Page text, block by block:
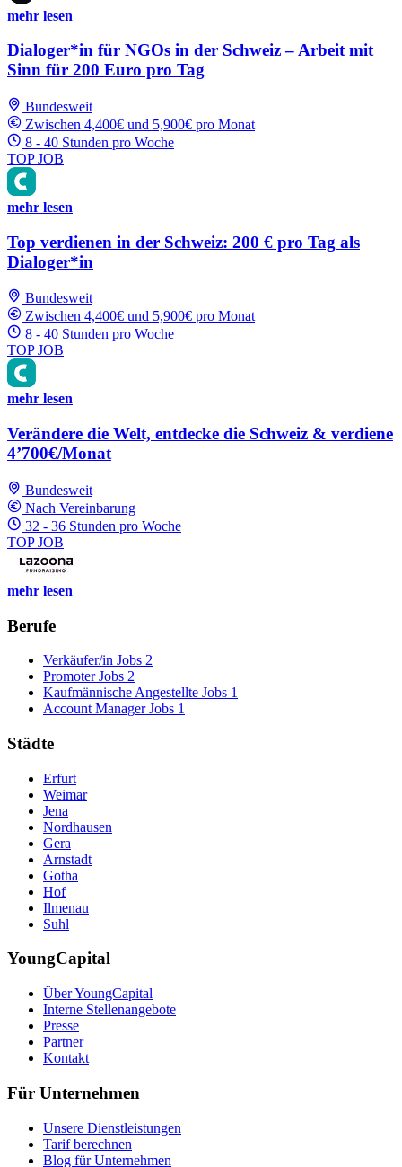
mehr lesen
Dialoger*in für NGOs in der Schweiz – Arbeit mit
Sinn für 200 Euro pro Tag
Bundesweit
Zwischen 4,400€ und 5,900€ pro Monat
8 - 40 Stunden pro Woche
TOP JOB
mehr lesen
Top verdienen in der Schweiz: 200 € pro Tag als
Dialoger*in
Bundesweit
Zwischen 4,400€ und 5,900€ pro Monat
8 - 40 Stunden pro Woche
TOP JOB
mehr lesen
Verändere die Welt, entdecke die Schweiz & verdiene
4’700€/Monat
Bundesweit
Nach Vereinbarung
32 - 36 Stunden pro Woche
TOP JOB
mehr lesen
Berufe
Verkäufer/in Jobs 2
Promoter Jobs 2
Kaufmännische Angestellte Jobs 1
Account Manager Jobs 1
Städte
Erfurt
Weimar
Jena
Nordhausen
Gera
Arnstadt
Gotha
Hof
Ilmenau
Suhl
YoungCapital
Über YoungCapital
Interne Stellenangebote
Presse
Partner
Kontakt
Für Unternehmen
Unsere Dienstleistungen
Tarif berechnen
Blog für Unternehmen